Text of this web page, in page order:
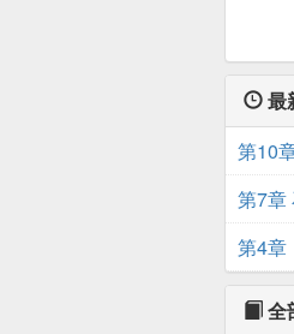
最
第10
第7章
第4章
全